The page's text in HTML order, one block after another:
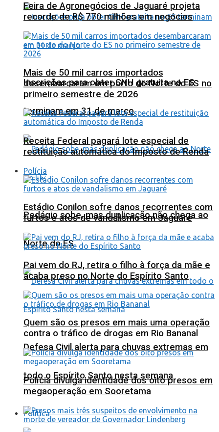
Inscrições para obter CNH gratuita no ES
terminam em 31 de março
Pedágio sobe, mas duplicação não chega ao
Norte do ES
Defesa Civil alerta para chuvas extremas em
todo o Espírito Santo nesta semana
Política
Feira de Agronegócios de Jaguaré projeta
recorde de R$ 770 milhões em negócios
Mais de 50 mil carros importados
desembarcaram em porto do Norte do ES no
primeiro semestre de 2026
Receita Federal pagará lote especial de
restituição automática do Imposto de Renda
Polícia
Estádio Conilon sofre danos recorrentes com
furtos e atos de vandalismo em Jaguaré
Pai vem do RJ, retira o filho à força da mãe e
acaba preso no Norte do Espírito Santo
Quem são os presos em mais uma operação
contra o tráfico de drogas em Rio Bananal
Polícia divulga identidade dos oito presos em
megaoperação em Sooretama